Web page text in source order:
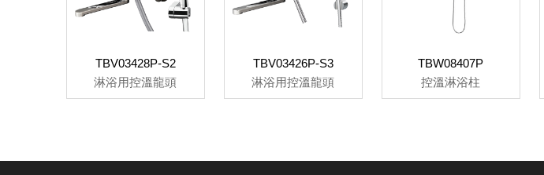
TBV03428P-S2
淋浴用控溫龍頭
TBV03426P-S3
淋浴用控溫龍頭
TBW08407P
控溫淋浴柱